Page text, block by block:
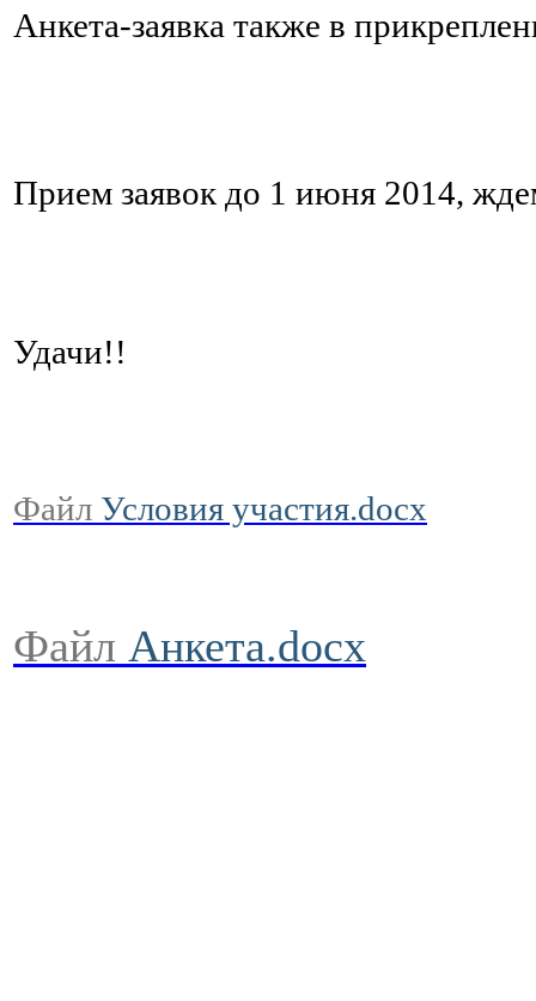
Анкета-заявка также в
Прием заявок до 1 июня 2014,
Удачи!!
Файл Условия участия.docx
Файл Анкета.docx